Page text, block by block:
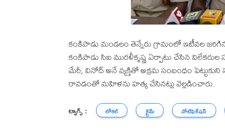
కంకిపాడు మండలం తెన్నేరు గ్రామంలో ఇటీవల
కంకిపాడు సిఐ మురళీకృష్ణ ఏర్పాటు చేసిన
మేరీ, వినోద్ అనే వ్యక్తితో అక్రమ సంబంధం
రావడంతో మహిళను హత్య చేసినట్లు వెల్లడించారు.
ట్యాగ్స్ : లోకల్ క్రైమ్ నోటిఫికేషన్